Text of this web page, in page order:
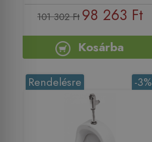
101 302 Ft 98 263 Ft
Kosárba
-3%
Rendelésre